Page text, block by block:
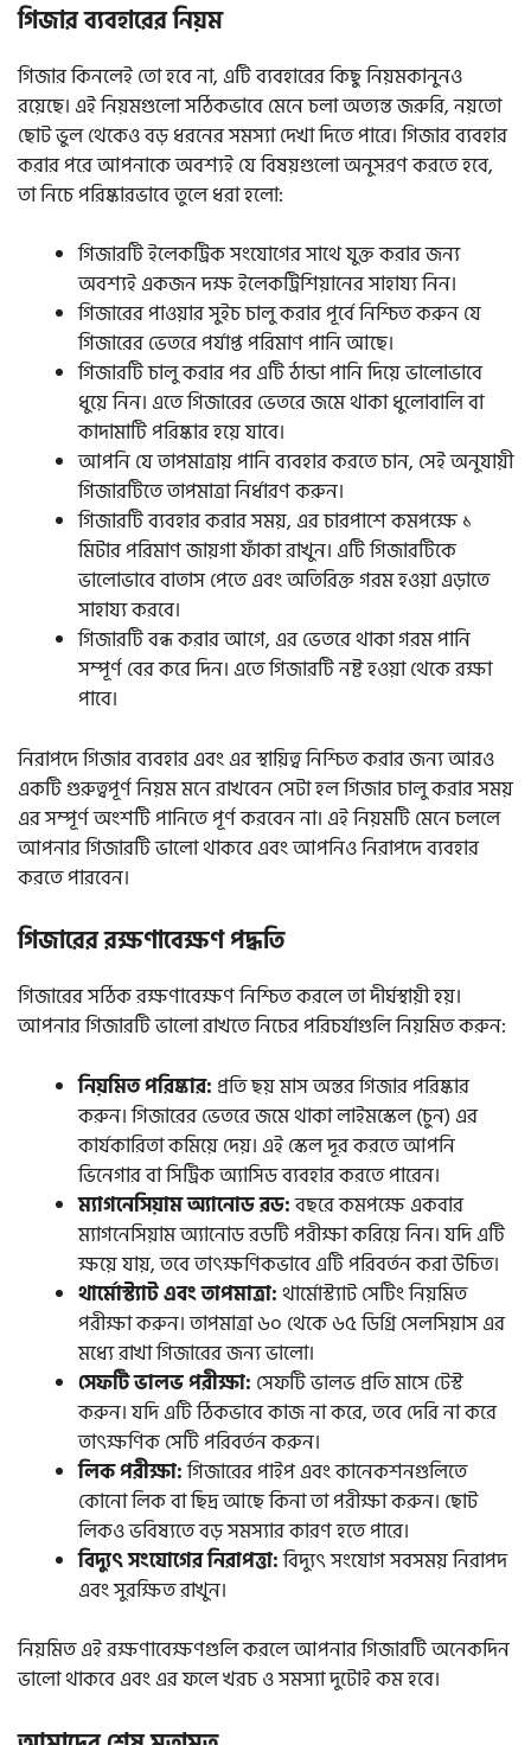
গিজার ব্যবহারের নিয়ম
গিজার কিনলেই তো হবে না, এটি ব্যবহারের কিছু নিয়মকানুনও
রয়েছে। এই নিয়মগুলো সঠিকভাবে মেনে চলা অত্যন্ত জরুরি, নয়তো
ছোট ভুল থেকেও বড় ধরনের সমস্যা দেখা দিতে পারে। গিজার ব্যবহার
করার পরে আপনাকে অবশ্যই যে বিষয়গুলো অনুসরণ করতে হবে,
তা নিচে পরিষ্কারভাবে তুলে ধরা হলো:
গিজারটি ইলেকট্রিক সংযোগের সাথে যুক্ত করার জন্য
অবশ্যই একজন দক্ষ ইলেকট্রিশিয়ানের সাহায্য নিন।
গিজারের পাওয়ার সুইচ চালু করার পূর্বে নিশ্চিত করুন যে
গিজারের ভেতরে পর্যাপ্ত পরিমাণ পানি আছে।
গিজারটি চালু করার পর এটি ঠান্ডা পানি দিয়ে ভালোভাবে
ধুয়ে নিন। এতে গিজারের ভেতরে জমে থাকা ধুলোবালি বা
কাদামাটি পরিষ্কার হয়ে যাবে।
আপনি যে তাপমাত্রায় পানি ব্যবহার করতে চান, সেই অনুযায়ী
গিজারটিতে তাপমাত্রা নির্ধারণ করুন।
গিজারটি ব্যবহার করার সময়, এর চারপাশে কমপক্ষে ১
মিটার পরিমাণ জায়গা ফাঁকা রাখুন। এটি গিজারটিকে
ভালোভাবে বাতাস পেতে এবং অতিরিক্ত গরম হওয়া এড়াতে
সাহায্য করবে।
গিজারটি বন্ধ করার আগে, এর ভেতরে থাকা গরম পানি
সম্পূর্ণ বের করে দিন। এতে গিজারটি নষ্ট হওয়া থেকে রক্ষা
পাবে।
নিরাপদে গিজার ব্যবহার এবং এর স্থায়িত্ব নিশ্চিত করার জন্য আরও
একটি গুরুত্বপূর্ণ নিয়ম মনে রাখবেন সেটা হল গিজার চালু করার সময়
এর সম্পূর্ণ অংশটি পানিতে পূর্ণ করবেন না। এই নিয়মটি মেনে চললে
আপনার গিজারটি ভালো থাকবে এবং আপনিও নিরাপদে ব্যবহার
করতে পারবেন।
গিজারের রক্ষণাবেক্ষণ পদ্ধতি
গিজারের সঠিক রক্ষণাবেক্ষণ নিশ্চিত করলে তা দীর্ঘস্থায়ী হয়।
আপনার গিজারটি ভালো রাখতে নিচের পরিচর্যাগুলি নিয়মিত করুন:
নিয়মিত পরিষ্কার: প্রতি ছয় মাস অন্তর গিজার পরিষ্কার
করুন। গিজারের ভেতরে জমে থাকা লাইমস্কেল (চুন) এর
কার্যকারিতা কমিয়ে দেয়। এই স্কেল দূর করতে আপনি
ভিনেগার বা সিট্রিক অ্যাসিড ব্যবহার করতে পারেন।
ম্যাগনেসিয়াম অ্যানোড রড:বছরে কমপক্ষে একবার
ম্যাগনেসিয়াম অ্যানোড রডটি পরীক্ষা করিয়ে নিন। যদি এটি
ক্ষয়ে যায়, তবে তাৎক্ষণিকভাবে এটি পরিবর্তন করা উচিত।
থার্মোস্ট্যাট এবং তাপমাত্রা:থার্মোস্ট্যাট সেটিং নিয়মিত
পরীক্ষা করুন। তাপমাত্রা ৬০ থেকে ৬৫ ডিগ্রি সেলসিয়াস এর
মধ্যে রাখা গিজারের জন্য ভালো।
সেফটি ভালভ পরীক্ষা: সেফটি ভালভ প্রতি মাসে টেস্ট
করুন। যদি এটি ঠিকভাবে কাজ না করে, তবে দেরি না করে
তাৎক্ষণিক সেটি পরিবর্তন করুন।
লিক পরীক্ষা:গিজারের পাইপ এবং কানেকশনগুলিতে
কোনো লিক বা ছিদ্র আছে কিনা তা পরীক্ষা করুন। ছোট
লিকও ভবিষ্যতে বড় সমস্যার কারণ হতে পারে।
বিদ্যুৎ সংযোগের নিরাপত্তা:বিদ্যুৎ সংযোগ সবসময় নিরাপদ
এবং সুরক্ষিত রাখুন।
নিয়মিত এই রক্ষণাবেক্ষণগুলি করলে আপনার গিজারটি অনেকদিন
ভালো থাকবে এবং এর ফলে খরচ ও সমস্যা দুটোই কম হবে।